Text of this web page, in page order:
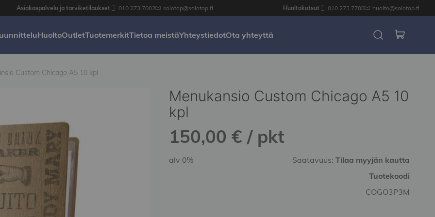
Asiakaspalvelu ja tarviketilaukset 010 273 7002 solotop@solotop.fi Huoltokutsut 010 273 7700 huolto@solotop.fi
HuoltoOutletTuotemerkitTietoa meistäYhteystiedotOta yhteyttä
Custom Chicago A5 10 kpl
Menukansio Custom Chicago A5 10
kpl
150,00 € / pkt
Saatavuus: Tilaa myyjän kautta
Tuotekoodi
COGO3P3M
alv 0%